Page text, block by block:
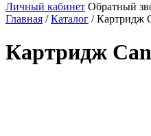
Личный кабинет Обратный
Главная /Каталог /Картридж
Картридж